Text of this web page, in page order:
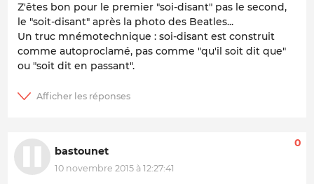
Z'êtes bon pour le premier "soi-disant" pas le second,
le "soit-disant" après la photo des Beatles...
Un truc mnémotechnique : soi-disant est construit
comme autoproclamé, pas comme "qu'il soit dit que"
ou "soit dit en passant".
bastounet
10 novembre 2015 à 12:27:41
0